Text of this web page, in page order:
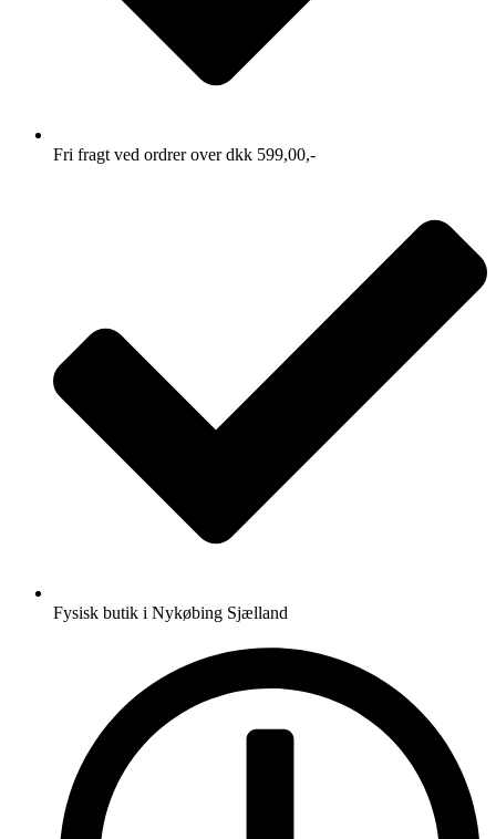
Fri fragt ved ordrer over dkk 599,00,-
Fysisk butik i Nykøbing Sjælland